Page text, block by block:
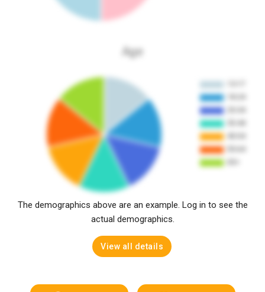
Age
The demographics above are an example. Log in to see the
actual demographics.
View all details